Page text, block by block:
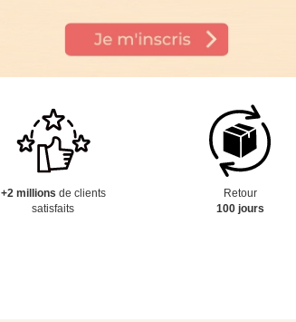
+2 millions de clients
satisfaits
Retour
100 jours